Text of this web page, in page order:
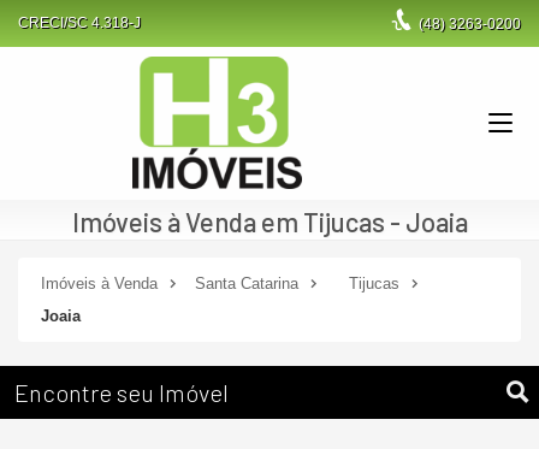
CRECI/SC 4.318-J (48)3263-0200
Imóveis à Venda em Tijucas - Joaia
Imóveis à Venda Santa Catarina
Tijucas
Joaia
Encontre seu Imóvel